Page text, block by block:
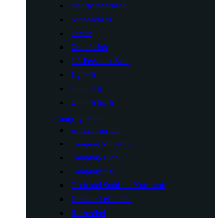
Mehrpersonenzelt
Autodachzelt
Schutz
Zeltzubehör
2-3-Personen-Zelte
Jagdzelt
Strandzelt
Ultraleichtzelt
Campingmöbel
Armlehnenstuhl
Camping-Möbel-Set
Camping-Tisch
Campingstuhl
Tisch und Stuhl aus Kunststoff
Direktor Lehrstühle
Holzmöbel